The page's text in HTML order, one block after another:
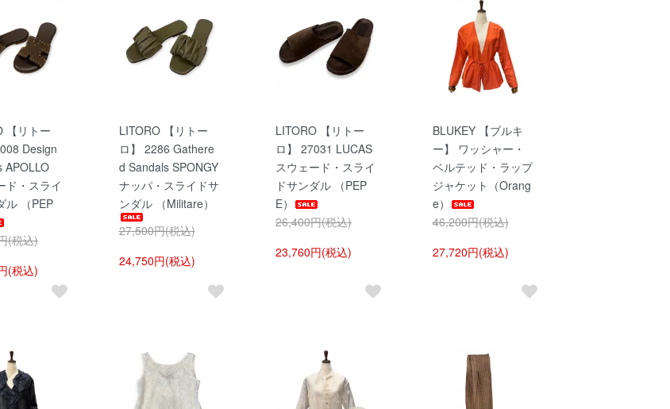
【リトー
Design
APOLLO
ド・スライ
ル （PEP
(税込)
(税込)
LITORO 【リトー
ロ】 2286 Gathere
d Sandals SPONGY
ナッパ・スライドサ
ンダル （Militare）
27,500円(税込)
24,750円(税込)
LITORO 【リトー
ロ】 27031 LUCAS
スウェード・スライ
ドサンダル （PEP
E）
26,400円(税込)
23,760円(税込)
BLUKEY 【ブルキ
ー】 ワッシャー・
ベルテッド・ラップ
ジャケット（Orang
e）
46,200円(税込)
27,720円(税込)